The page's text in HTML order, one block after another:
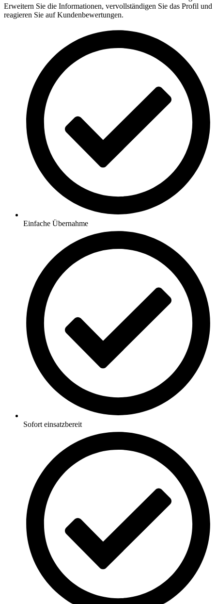
Erweitern Sie die Informationen, vervollständigen Sie das Profil und
reagieren Sie auf Kundenbewertungen.
Einfache Übernahme
Sofort einsatzbereit